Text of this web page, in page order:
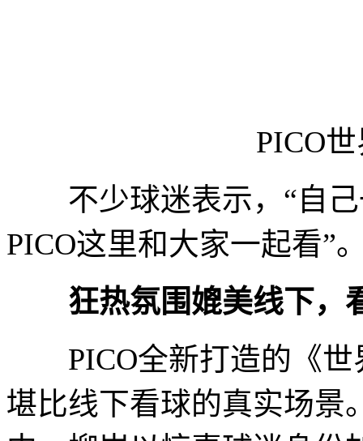
PICO世
不少球迷表示，“自己
PICO这里和大家一起看”
狂热氛围媲美线下，
PICO全新打造的《世
堪比线下看球的真实场景